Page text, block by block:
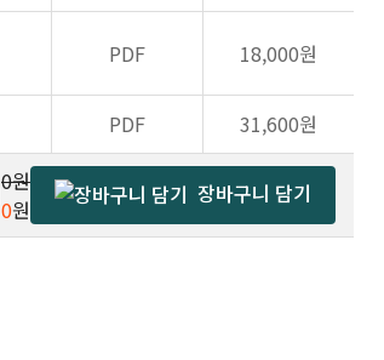
PDF 18,000원
PDF 31,600원
0원
0원
장바구니 담기